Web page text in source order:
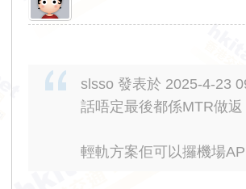
slsso 發表於 2025-4-23
話唔定最後都係MTR做返
輕軌方案佢可以攞機場